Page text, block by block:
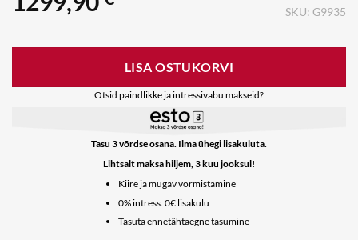
SKU: G9935
LISA OSTUKORVI
Otsid paindlikke ja intressivabu makseid?
Tasu 3 võrdse osana. Ilma ühegi lisakuluta.
Lihtsalt maksa hiljem, 3 kuu jooksul!
Kiire ja mugav vormistamine
0% intress. 0€ lisakulu
Tasuta ennetähtaegne tasumine